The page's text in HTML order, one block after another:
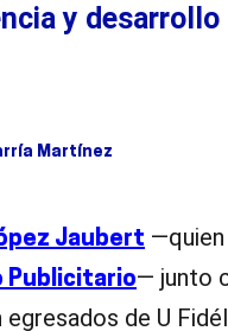
y desarrollo
Martínez
Jaubert
Publicitario— junto
de U